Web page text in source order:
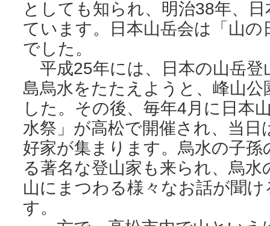
としても知られ、明治38年、
ています。日本山岳会は「山
でした。
平成25年には、日本の山岳登
島烏水をたたえようと、峰山
した。その後、毎年4月に日本
水祭」が高松で開催され、当
好家が集まります。烏水の子
る著名な登山家も来られ、烏
山にまつわる様々なお話が聞
す。